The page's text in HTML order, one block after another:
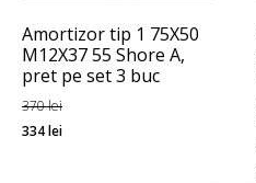
Amortizor tip 1 75X50
M12X37 55 Shore A,
pret pe set 3 buc
370lei
Prețul
334leiPrețul